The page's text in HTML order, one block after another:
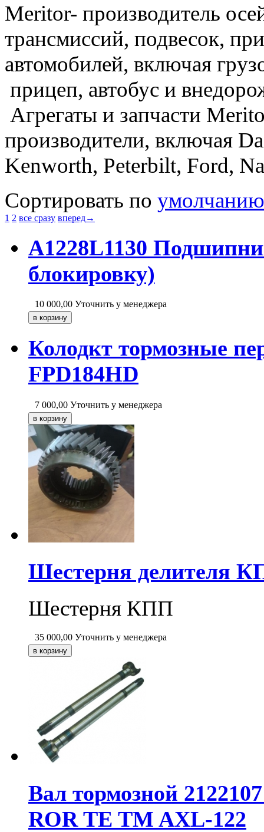
Meritor- производитель
трансмиссий, подвесок,
автомобилей, включая
прицеп, автобус и
Агрегаты и запчасти
производители, включая
Kenworth, Peterbilt, Ford,
Сортировать по умолчанию
1 2 все сразу вперед→
A1228L1130
блокировку)
10 000,00 Уточнить у менеджера
Колодкт тормозные
FPD184HD
7 000,00 Уточнить у менеджера
Шестерня делителя
Шестерня КПП
35 000,00 Уточнить у менеджера
Вал тормозной
ROR TE TM AXL-122